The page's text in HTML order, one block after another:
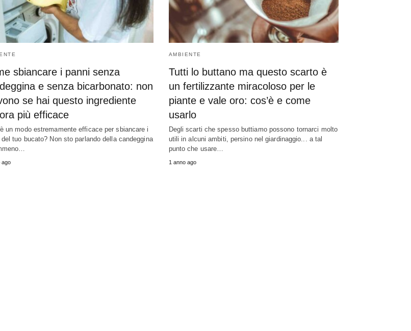
sbiancare i panni senza
e senza bicarbonato: non
se hai questo ingrediente
più efficace
un modo estremamente efficace per sbiancare i
del tuo bucato? Non sto parlando della candeggina
ago
AMBIENTE
Tutti lo buttano ma questo scarto è
un fertilizzante miracoloso per le
piante e vale oro: cos’è e come
usarlo
Degli scarti che spesso buttiamo possono tornarci molto
utili in alcuni ambiti, persino nel giardinaggio... a tal
punto che usare…
1 anno ago